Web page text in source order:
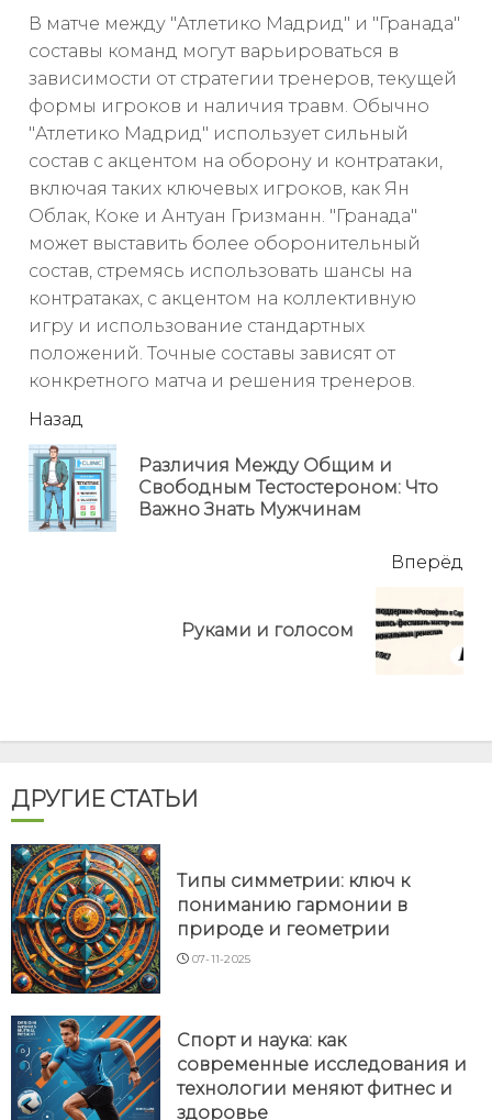
В матче между "Атлетико Мадрид" и "Гранада"
составы команд могут варьироваться в
зависимости от стратегии тренеров, текущей
формы игроков и наличия травм. Обычно
"Атлетико Мадрид" использует сильный
состав с акцентом на оборону и контратаки,
включая таких ключевых игроков, как Ян
Облак, Коке и Антуан Гризманн. "Гранада"
может выставить более оборонительный
состав, стремясь использовать шансы на
контратаках, с акцентом на коллективную
игру и использование стандартных
положений. Точные составы зависят от
конкретного матча и решения тренеров.
читать
еще
Назад
Различия Между Общим и
Свободным Тестостероном: Что
Важно Знать Мужчинам
Вперёд
Руками и голосом
ДРУГИЕ СТАТЬИ
Типы симметрии: ключ к
пониманию гармонии в
природе и геометрии
07-11-2025
Спорт и наука: как
современные исследования и
технологии меняют фитнес и
здоровье